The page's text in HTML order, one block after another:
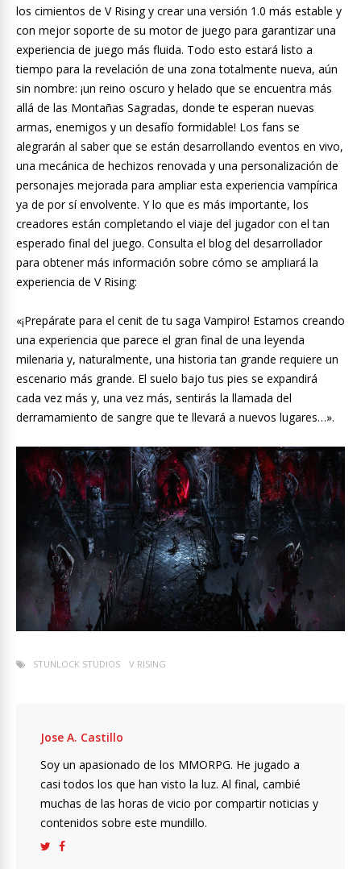
los cimientos de V Rising y crear una versión 1.0 más estable y
con mejor soporte de su motor de juego para garantizar una
experiencia de juego más fluida. Todo esto estará listo a
tiempo para la revelación de una zona totalmente nueva, aún
sin nombre: ¡un reino oscuro y helado que se encuentra más
allá de las Montañas Sagradas, donde te esperan nuevas
armas, enemigos y un desafío formidable! Los fans se
alegrarán al saber que se están desarrollando eventos en vivo,
una mecánica de hechizos renovada y una personalización de
personajes mejorada para ampliar esta experiencia vampírica
ya de por sí envolvente. Y lo que es más importante, los
creadores están completando el viaje del jugador con el tan
esperado final del juego. Consulta el blog del desarrollador
para obtener más información sobre cómo se ampliará la
experiencia de V Rising:
«¡Prepárate para el cenit de tu saga Vampiro! Estamos creando
una experiencia que parece el gran final de una leyenda
milenaria y, naturalmente, una historia tan grande requiere un
escenario más grande. El suelo bajo tus pies se expandirá
cada vez más y, una vez más, sentirás la llamada del
derramamiento de sangre que te llevará a nuevos lugares…».
STUNLOCK STUDIOS V RISING
Jose A. Castillo
Soy un apasionado de los MMORPG. He jugado a
casi todos los que han visto la luz. Al final, cambié
muchas de las horas de vicio por compartir noticias y
contenidos sobre este mundillo.